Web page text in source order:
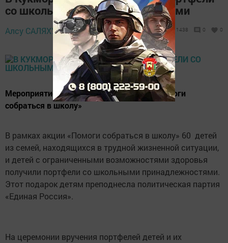
со школьными принадлежностями
Алсу САЛЯХУТДИНОВА, 27 августа 2019
- 16:05
1438 0 0
Мероприятие прошло в рамках акции «Помоги
собраться в школу»
В рамках акции «Помоги собраться в школу» 60 детей
из семей, находящихся в трудной жизненной ситуации,
и детей с ограниченными возможностями здоровья
получили портфели со школьными принадлежностями.
Этот подарок детям преподнесла политическая партия
«Единая Россия».
На церемонии вручения портфелей детей и их